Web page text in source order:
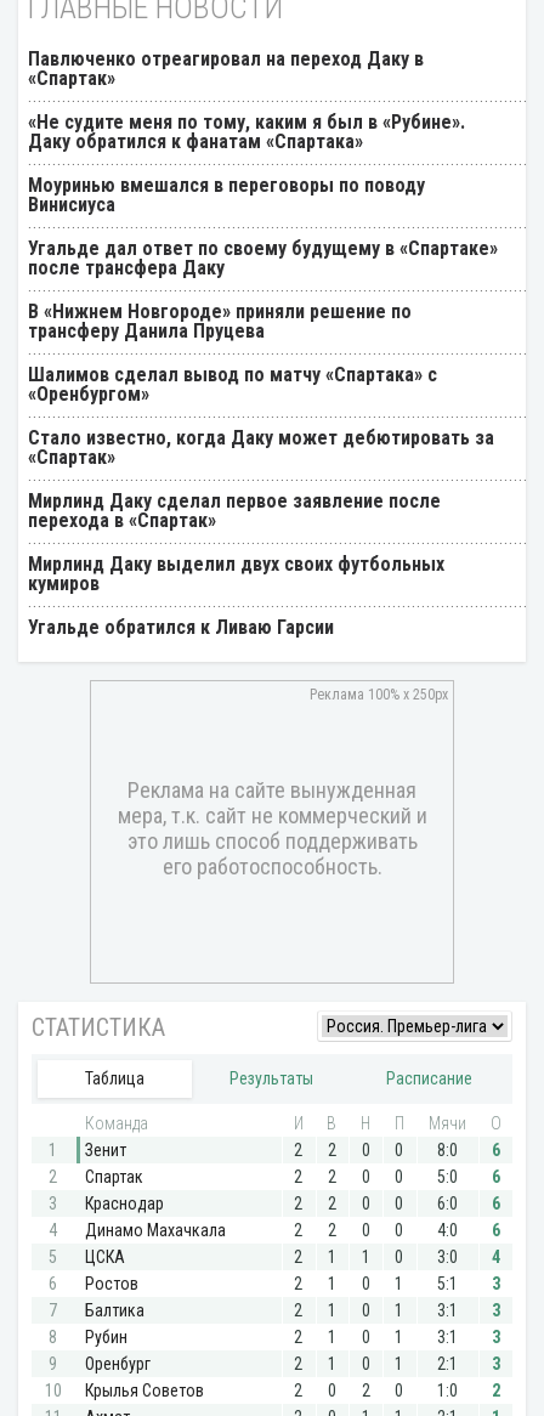
Павлюченко отреагировал на переход Даку в
«Спартак»
«Не судите меня по тому, каким я был в «Рубине».
Даку обратился к фанатам «Спартака»
Моуринью вмешался в переговоры по поводу
Винисиуса
Угальде дал ответ по своему будущему в «Спартаке»
после трансфера Даку
В «Нижнем Новгороде» приняли решение по
трансферу Данила Пруцева
Шалимов сделал вывод по матчу «Спартака» с
«Оренбургом»
Стало известно, когда Даку может дебютировать за
«Спартак»
Мирлинд Даку сделал первое заявление после
перехода в «Спартак»
Мирлинд Даку выделил двух своих футбольных
кумиров
Угальде обратился к Ливаю Гарсии